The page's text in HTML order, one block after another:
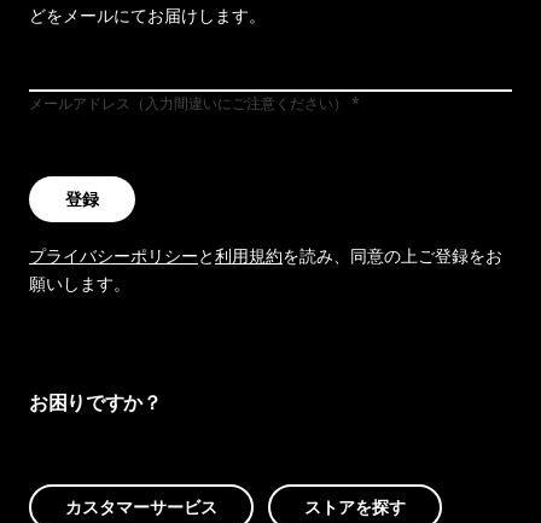
どをメールにてお届けします。
メールアドレス（入力間違いにご注意ください）
登録
プライバシーポリシーと利用規約を読み、同意の上ご登録をお
願いします。
お困りですか？
カスタマーサービス ストアを探す